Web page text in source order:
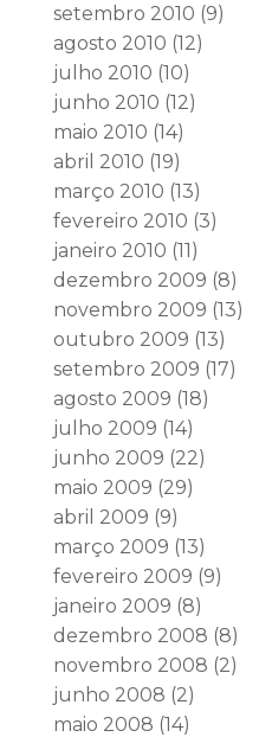
setembro 2010 (9)
agosto 2010 (12)
julho 2010 (10)
junho 2010 (12)
maio 2010 (14)
abril 2010 (19)
março 2010 (13)
fevereiro 2010 (3)
janeiro 2010 (11)
dezembro 2009 (8)
novembro 2009 (13)
outubro 2009 (13)
setembro 2009 (17)
agosto 2009 (18)
julho 2009 (14)
junho 2009 (22)
maio 2009 (29)
abril 2009 (9)
março 2009 (13)
fevereiro 2009 (9)
janeiro 2009 (8)
dezembro 2008 (8)
novembro 2008 (2)
junho 2008 (2)
maio 2008 (14)